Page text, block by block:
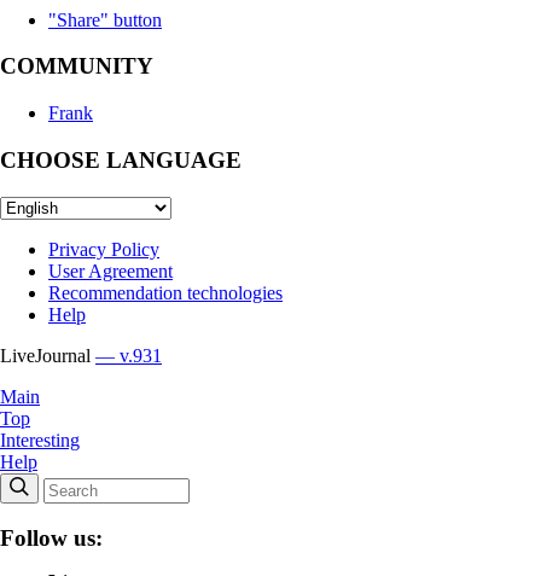
"Share" button
COMMUNITY
Frank
CHOOSE LANGUAGE
Privacy Policy
User Agreement
Recommendation technologies
Help
LiveJournal — v.931
Main
Top
Interesting
Help
Follow us: